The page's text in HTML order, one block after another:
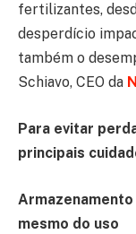
fertilizantes,
desperdício
também o
Schiavo, CEO da
Para evitar
principais
mesmo do uso